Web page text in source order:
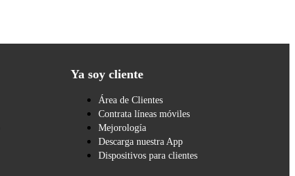
Ya soy cliente
Área de Clientes
Contrata líneas móviles
Mejorología
Descarga nuestra App
Dispositivos para clientes